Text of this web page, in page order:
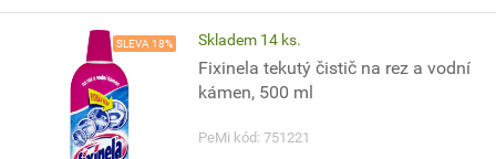
SLEVA 18% Skladem 14 ks.
Fixinela tekutý čistič na rez a vodní
kámen, 500 ml
PeMi kód: 751221